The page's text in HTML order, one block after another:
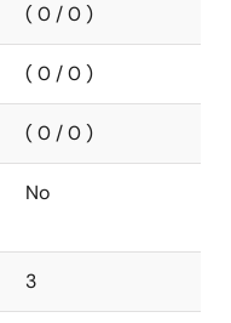
( 0 / 0 )
( 0 / 0 )
( 0 / 0 )
No
3